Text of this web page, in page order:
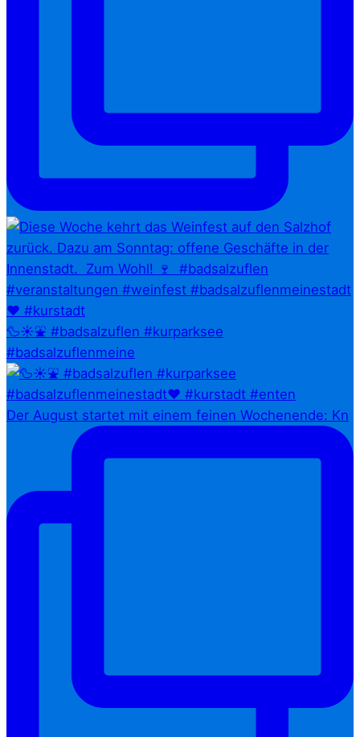
🦆☀️⛲ #badsalzuflen #kurparksee
#badsalzuflenmeine
Der August startet mit einem feinen Wochenende: Kn